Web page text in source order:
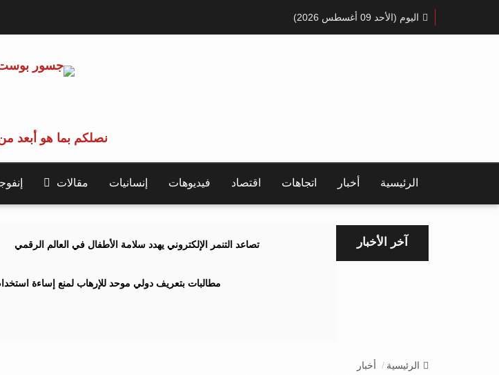
اليوم (الأحد 09 أغسطس 2026)
نصلكم بما هو أبعد
الرئيسية أخبار اتجاهات اقتصاد فيديوهات إنسانيات مقالات
آخر الأخبار تصاعد التنمر الإلكتروني يهدد سلامة الأطفال في العالم الرقمي
مطالبات بتعريف دولي موحد للإرهاب لمنع إساءة
الرئيسية أخبار